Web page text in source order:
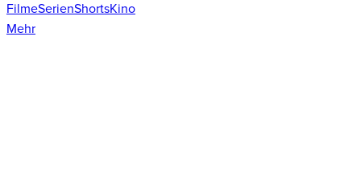
FilmeSerienShortsKino
Mehr